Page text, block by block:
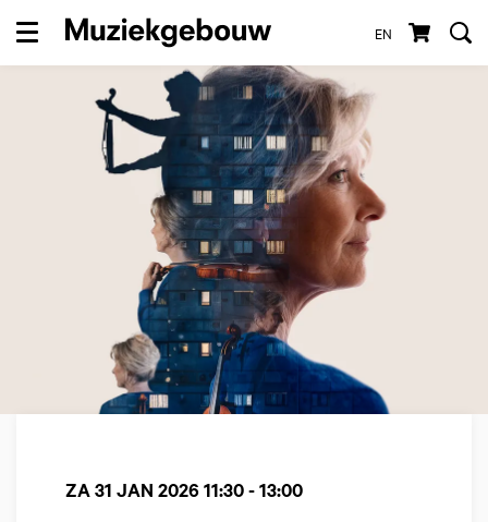
EN
Menu
ZA 31 JAN 2026 11:30 - 13:00